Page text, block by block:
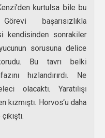
kurtulsa bile bu
başarısızlıkla
kendisinden sonrakiler
sorusuna delice
Bu tavrı belki
hızlandırırdı. Ne
olacaktı. Yaratılışı
kızmıştı. Horvos’u daha